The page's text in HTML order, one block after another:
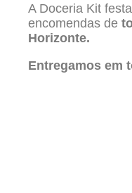
A Doceria Kit
encomendas de
Horizonte.
Entregamos em